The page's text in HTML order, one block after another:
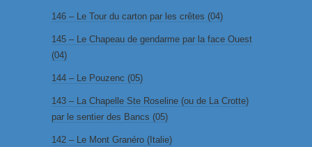
146 – Le Tour du carton par les crêtes (04)
145 – Le Chapeau de gendarme par la face Ouest
(04)
144 – Le Pouzenc (05)
143 – La Chapelle Ste Roseline (ou de La Crotte)
par le sentier des Bancs (05)
142 – Le Mont Granéro (Italie)